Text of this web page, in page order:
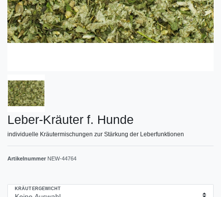
Leber-Kräuter f. Hunde
individuelle Kräutermischungen zur Stärkung der Leberfunktionen
Artikelnummer NEW-44764
KRÄUTERGEWICHT